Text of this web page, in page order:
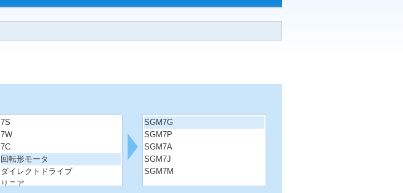
7S
7W
7C
回転形モータ
ダイレクトドライブ
リニア
SGM7G
SGM7P
SGM7A
SGM7J
SGM7M